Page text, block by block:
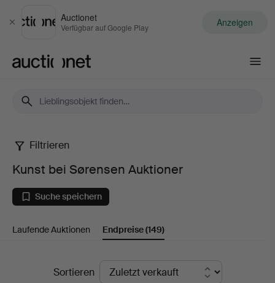
Schließen
Auctionet
Verfügbar auf Google Play Anzeigen
Kunst
bei
Sørensen
Auktioner
Filtrieren
Kunst bei Sørensen Auktioner
Suche speichern
Laufende Auktionen Endpreise(149)
EndpreiseSortieren